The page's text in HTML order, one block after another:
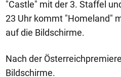
"Castle" mit der 3. Staffel
23 Uhr kommt "Homeland"
auf die Bildschirme.
Nach der
Bildschirme.